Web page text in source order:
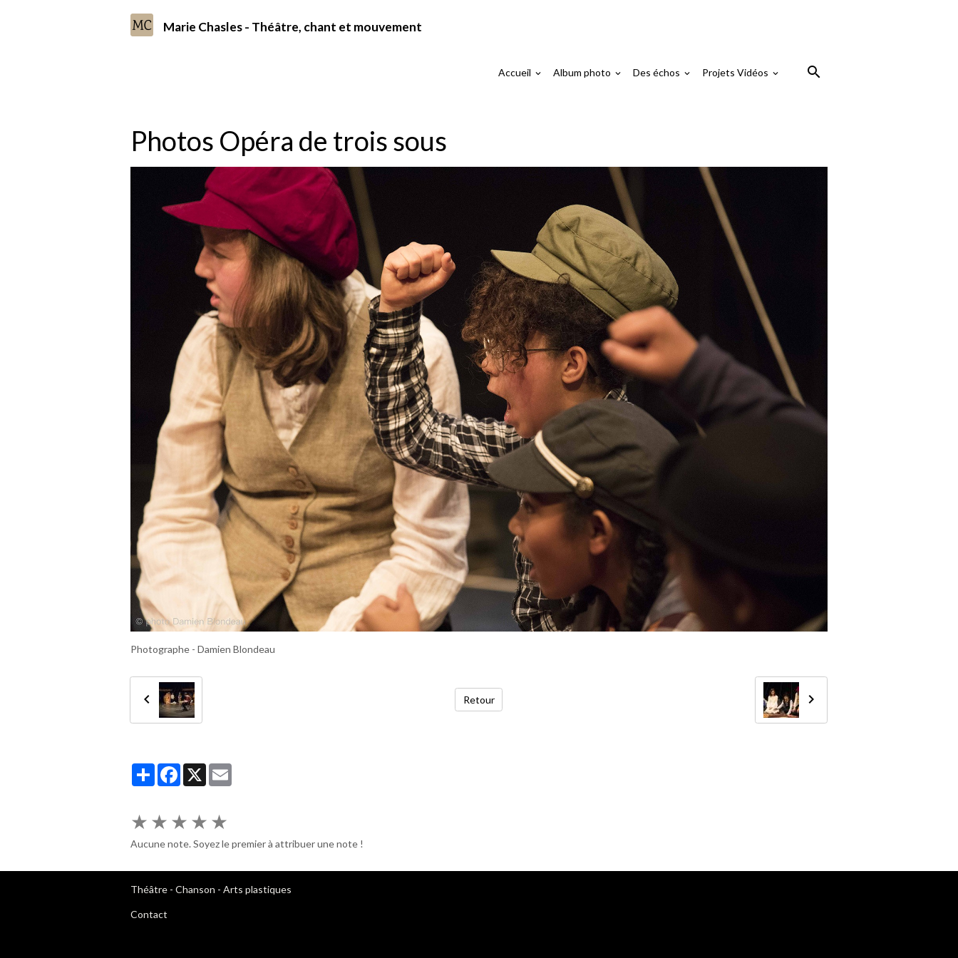
Marie Chasles - Théâtre, chant et mouvement
Accueil Album photo Des échos Projets Vidéos
Photos Opéra de trois sous
Photographe - Damien Blondeau
Retour
PartagerFacebook
X
★ ★ ★ ★ ★
Aucune note. Soyez le premier à attribuer une note !
Théâtre - Chanson - Arts plastiques
Contact